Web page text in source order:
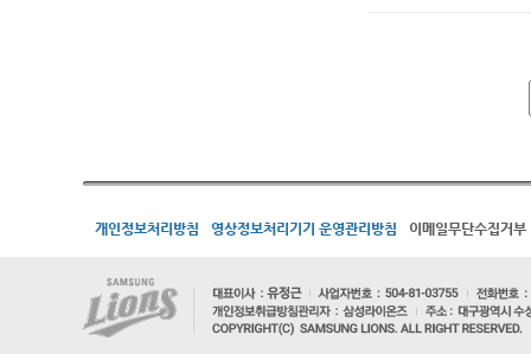
개인정보처리방침 영상정보처리기기 운영관리방침 이메일무단수집거부